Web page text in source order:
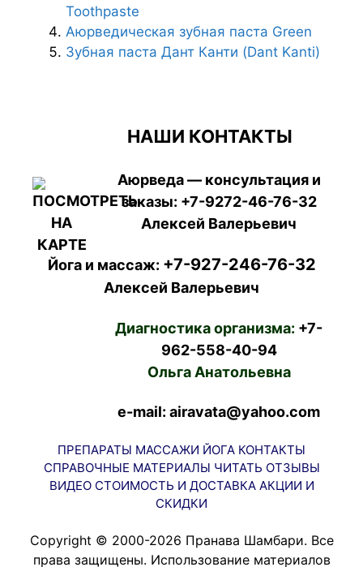
Toothpaste
Аюрведическая зубная паста Green
Зубная паста Дант Канти (Dant Kanti)
НАШИ КОНТАКТЫ
Аюрведа — консультация и
заказы: +7-9272-46-76-32
Алексей Валерьевич
Йога и массаж: +7-927-246-76-32
Алексей Валерьевич
Диагностика организма: +7-
962-558-40-94
Ольга Анатольевна
e-mail: airavata@yahoo.com
ПРЕПАРАТЫ МАССАЖИ ЙОГА КОНТАКТЫ
СПРАВОЧНЫЕ МАТЕРИАЛЫ ЧИТАТЬ ОТЗЫВЫ
ВИДЕО СТОИМОСТЬ И ДОСТАВКА АКЦИИ И
СКИДКИ
Copyright © 2000-2026 Пранава Шамбари. Все
права защищены. Использование материалов